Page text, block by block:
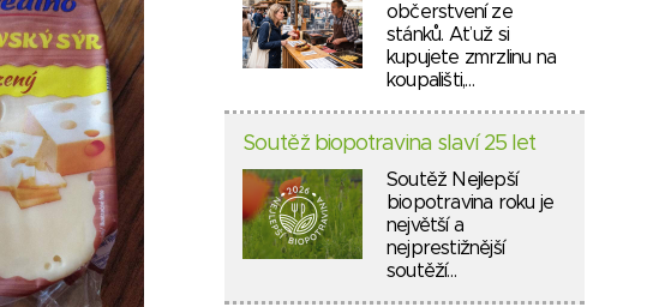
občerstvení ze
stánků. Ať už si
kupujete zmrzlinu na
koupališti,…
Soutěž biopotravina slaví 25 let
Soutěž Nejlepší
biopotravina roku je
největší a
nejprestižnější
soutěží…